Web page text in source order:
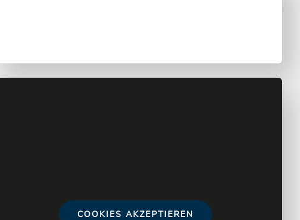
COOKIES AKZEPTIEREN